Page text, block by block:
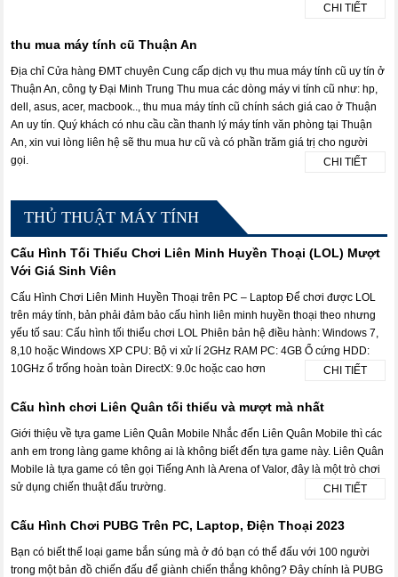
CHI TIẾT
thu mua máy tính cũ Thuận An
Địa chỉ Cửa hàng ĐMT chuyên Cung cấp dịch vụ thu mua máy tính cũ uy tín ở
Thuận An, công ty Đại Minh Trung Thu mua các dòng máy vi tính cũ như: hp,
dell, asus, acer, macbook.., thu mua máy tính cũ chính sách giá cao ở Thuận
An uy tín. Quý khách có nhu cầu cần thanh lý máy tính văn phòng tại Thuận
An, xin vui lòng liên hệ sẽ thu mua hư cũ và có phần trăm giá trị cho người
gọi.
CHI TIẾT
THỦ THUẬT MÁY TÍNH
Cấu Hình Tối Thiểu Chơi Liên Minh Huyền Thoại (LOL) Mượt
Với Giá Sinh Viên
Cấu Hình Chơi Liên Minh Huyền Thoại trên PC – Laptop Để chơi được LOL
trên máy tính, bản phải đảm bảo cấu hình liên minh huyền thoại theo nhưng
yếu tố sau: Cấu hình tối thiểu chơi LOL Phiên bản hệ điều hành: Windows 7,
8,10 hoặc Windows XP CPU: Bộ vi xử lí 2GHz RAM PC: 4GB Ổ cứng HDD:
10GHz ổ trống hoàn toàn DirectX: 9.0c hoặc cao hơn
CHI TIẾT
Cấu hình chơi Liên Quân tối thiểu và mượt mà nhất
Giới thiệu về tựa game Liên Quân Mobile Nhắc đến Liên Quân Mobile thì các
anh em trong làng game không ai là không biết đến tựa game này. Liên Quân
Mobile là tựa game có tên gọi Tiếng Anh là Arena of Valor, đây là một trò chơi
sử dụng chiến thuật đấu trường.
CHI TIẾT
Cấu Hình Chơi PUBG Trên PC, Laptop, Điện Thoại 2023
Bạn có biết thể loại game bắn súng mà ở đó bạn có thể đấu với 100 người
trong một bản đồ chiến đấu để giành chiến thắng không? Đây chính là PUBG